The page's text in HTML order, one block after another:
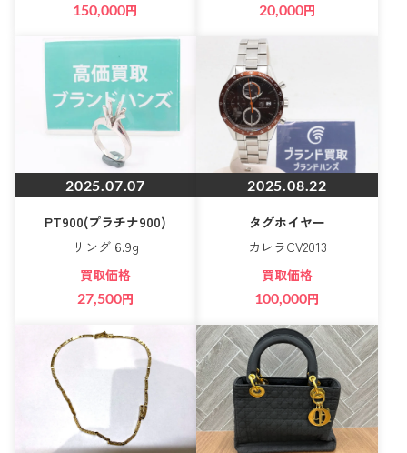
150,000円 20,000円
2025.07.07
PT900(プラチナ900)
リング 6.9g
買取価格
27,500円
2025.08.22
タグホイヤー
カレラCV2013
買取価格
100,000円